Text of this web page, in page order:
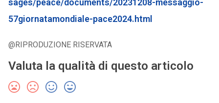
sages/peace/documents/20231208-messaggio-
57giornatamondiale-pace2024.html
@RIPRODUZIONE RISERVATA
Valuta la qualità di questo articolo